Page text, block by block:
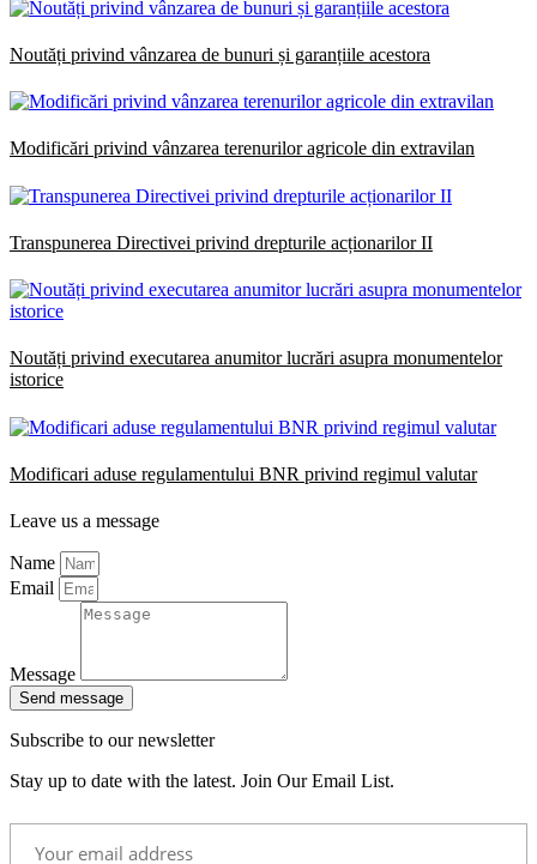
Noutăți privind vânzarea de bunuri și garanțiile acestora
Modificări privind vânzarea terenurilor agricole din extravilan
Transpunerea Directivei privind drepturile acționarilor II
Noutăți privind executarea anumitor lucrări asupra monumentelor
istorice
Modificari aduse regulamentului BNR privind regimul valutar
Leave us a message
Name
Email
Message
Send message
Subscribe to our newsletter
Stay up to date with the latest. Join Our Email List.